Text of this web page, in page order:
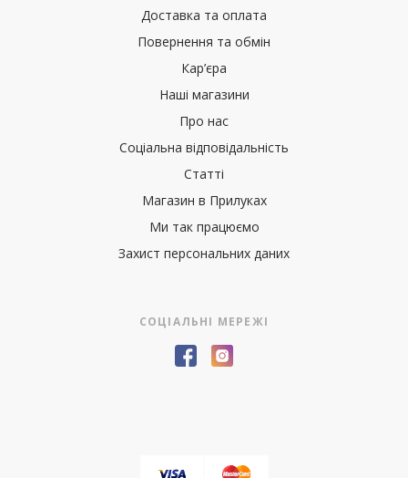
Доставка та оплата
Повернення та обмін
Кар’єра
Наші магазини
Про нас
Соціальна відповідальність
Статті
Магазин в Прилуках
Ми так працюємо
Захист персональних даних
СОЦІАЛЬНІ МЕРЕЖІ